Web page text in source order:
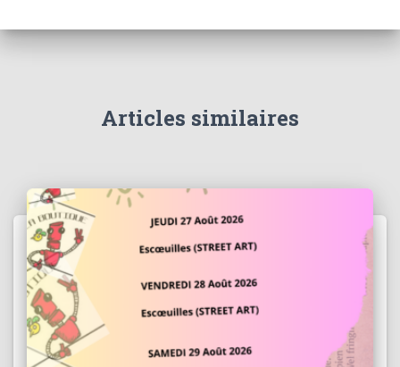
Articles similaires